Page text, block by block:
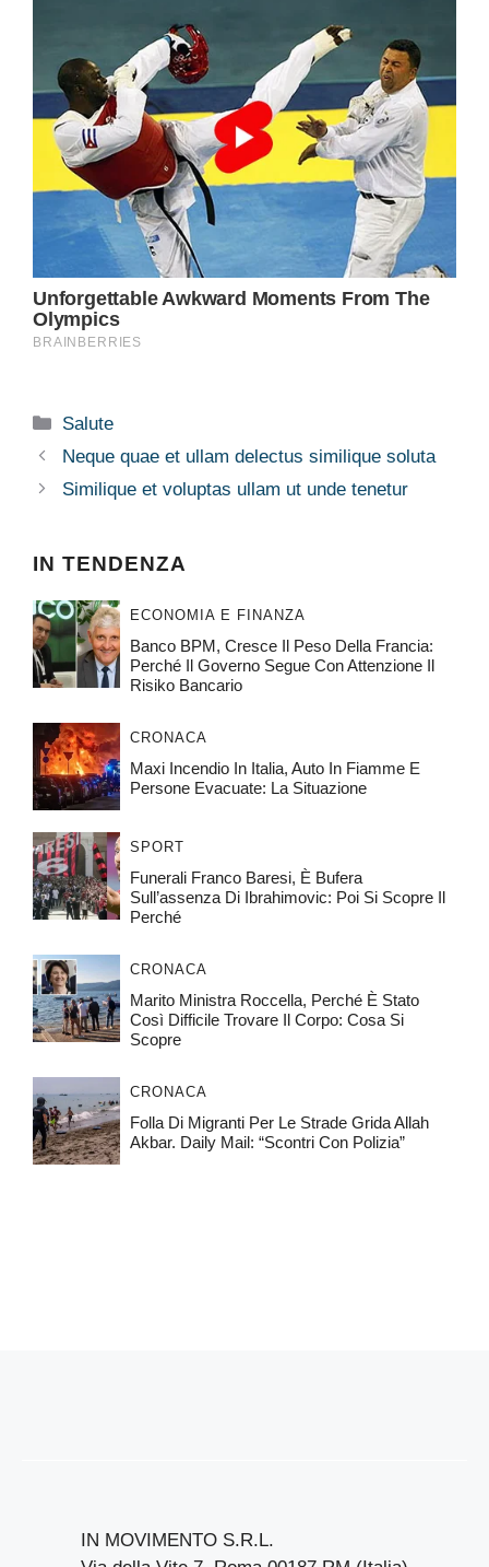
Categorie
Salute
Neque quae et ullam delectus similique soluta
Similique et voluptas ullam ut unde tenetur
IN TENDENZA
ECONOMIA E FINANZA
Banco BPM, Cresce Il Peso Della Francia:
Perché Il Governo Segue Con Attenzione Il
Risiko Bancario
CRONACA
Maxi Incendio In Italia, Auto In Fiamme E
Persone Evacuate: La Situazione
SPORT
Funerali Franco Baresi, È Bufera
Sull’assenza Di Ibrahimovic: Poi Si Scopre Il
Perché
CRONACA
Marito Ministra Roccella, Perché È Stato
Così Difficile Trovare Il Corpo: Cosa Si
Scopre
CRONACA
Folla Di Migranti Per Le Strade Grida Allah
Akbar. Daily Mail: “Scontri Con Polizia”
IN MOVIMENTO S.R.L.